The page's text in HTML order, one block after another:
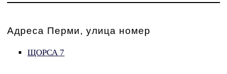
Адреса Перми, улица номер
ЩОРСА 7